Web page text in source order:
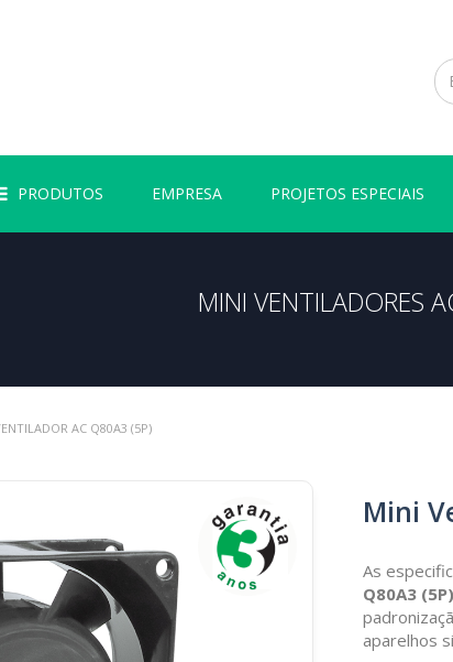
PRODUTOS EMPRESA PROJETOS ESPECIAIS
MINI VENTILADORES
AC Q80A3 (5P)
Mini
As
Q80A3 (5P)
aparelhos